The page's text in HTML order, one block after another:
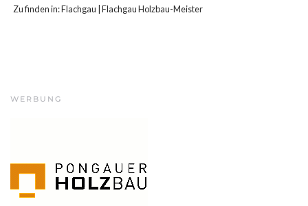
Zu finden in:Flachgau Flachgau Holzbau-Meister
WERBUNG